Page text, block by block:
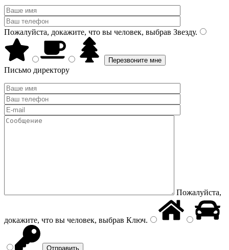
Пожалуйста, докажите, что вы человек, выбрав Звезду.
Письмо директору
Пожалуйста,
докажите, что вы человек, выбрав Ключ.